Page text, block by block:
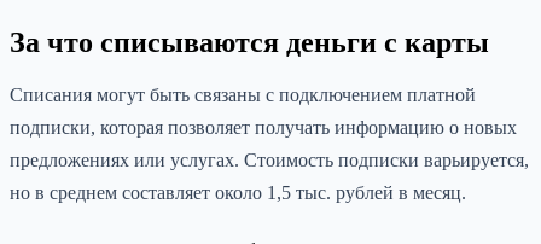
За что списываются деньги с карты
Списания могут быть связаны с подключением платной
подписки, которая позволяет получать информацию о новых
предложениях или услугах. Стоимость подписки варьируется,
но в среднем составляет около 1,5 тыс. рублей в месяц.